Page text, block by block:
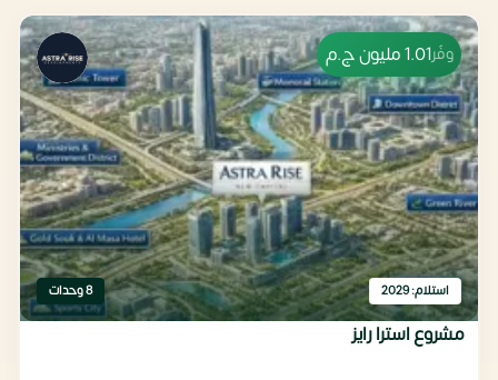
وفّر1.01 مليون ج.م
استلام: 2029 8 وحدات
مشروع استرا رايز